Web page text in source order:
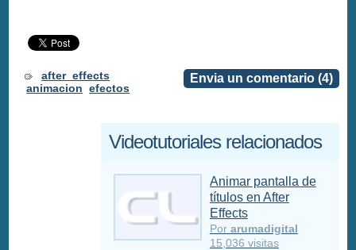
Envia un comentario (4)
after_effects
animacion efectos
Videotutoriales relacionados
Animar pantalla de
títulos en After
Effects
Por arumadigital
15,036 visitas